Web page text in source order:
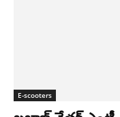
E-scooters